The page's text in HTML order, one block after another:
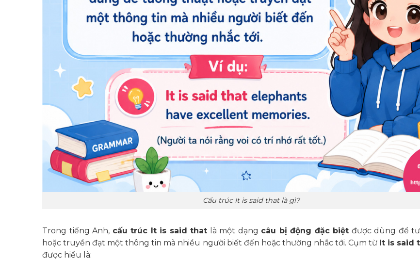
Cấu trúc It is said that là gì?
Trong tiếng Anh, cấu trúc It is said that là một dạng câu bị động đặc biệt được dùng để
hoặc truyền đạt một thông tin mà nhiều người biết đến hoặc thường nhắc tới. Cụm từ It is said
được hiểu là: